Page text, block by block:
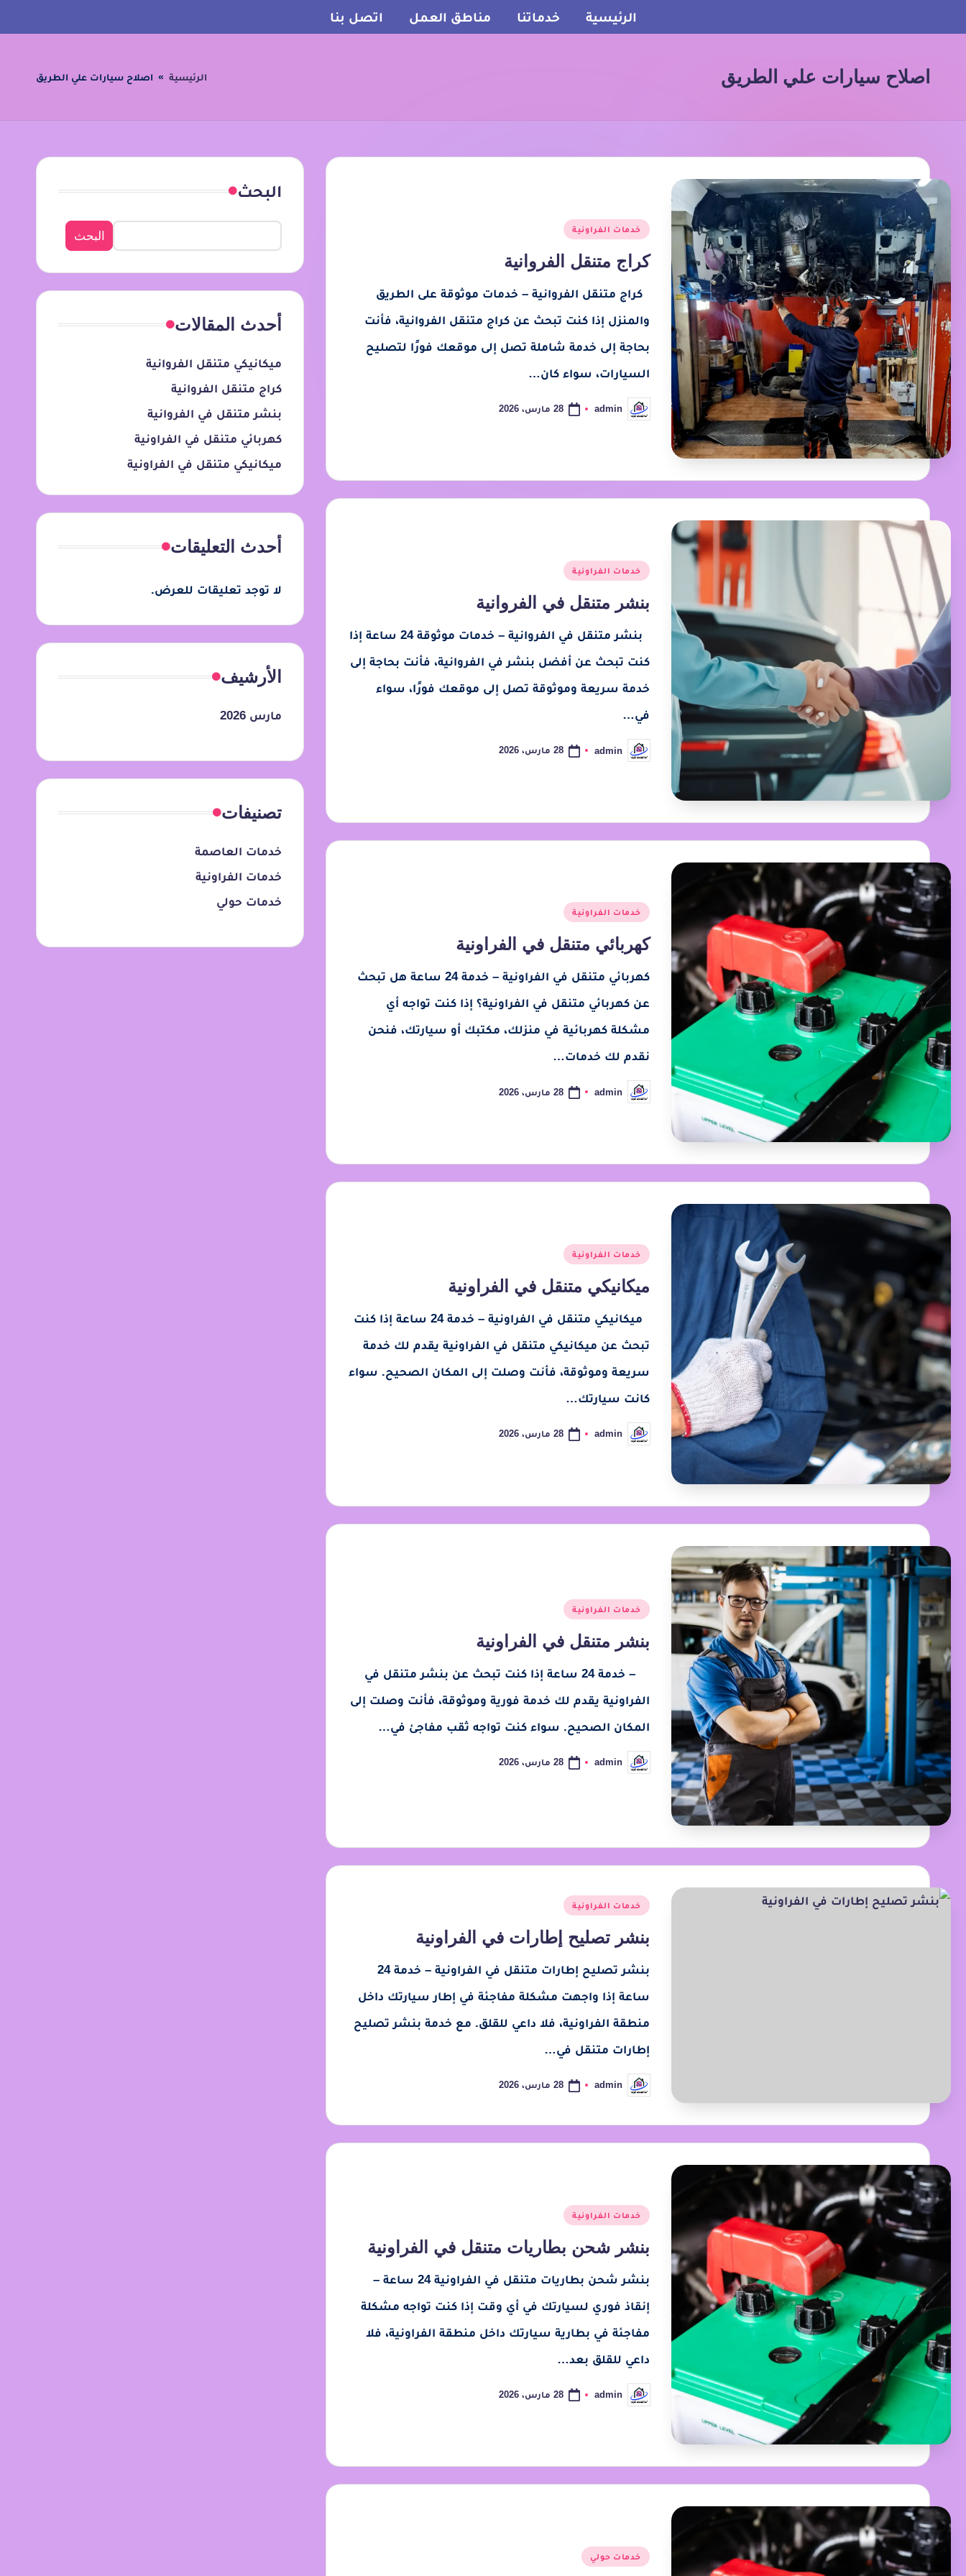
الرئيسية خدماتنا مناطق العمل اتصل بنا
اصلاح سيارات علي الطريق الرئيسية » اصلاح سيارات علي الطريق
خدمات الفراونية
كراج متنقل الفروانية
كراج متنقل الفروانية – خدمات موثوقة على الطريق
والمنزل إذا كنت تبحث عن كراج متنقل الفروانية، فأنت
بحاجة إلى خدمة شاملة تصل إلى موقعك فورًا لتصليح
السيارات، سواء كان…
admin 28 مارس، 2026
خدمات الفراونية
بنشر متنقل في الفروانية
بنشر متنقل في الفروانية – خدمات موثوقة 24 ساعة إذا
كنت تبحث عن أفضل بنشر في الفروانية، فأنت بحاجة إلى
خدمة سريعة وموثوقة تصل إلى موقعك فورًا، سواء
في…
admin 28 مارس، 2026
خدمات الفراونية
كهربائي متنقل في الفراونية
كهربائي متنقل في الفراونية – خدمة 24 ساعة هل تبحث
عن كهربائي متنقل في الفراونية؟ إذا كنت تواجه أي
مشكلة كهربائية في منزلك، مكتبك أو سيارتك، فنحن
نقدم لك خدمات…
admin 28 مارس، 2026
خدمات الفراونية
ميكانيكي متنقل في الفراونية
ميكانيكي متنقل في الفراونية – خدمة 24 ساعة إذا كنت
تبحث عن ميكانيكي متنقل في الفراونية يقدم لك خدمة
سريعة وموثوقة، فأنت وصلت إلى المكان الصحيح. سواء
كانت سيارتك…
admin 28 مارس، 2026
خدمات الفراونية
بنشر متنقل في الفراونية
– خدمة 24 ساعة إذا كنت تبحث عن بنشر متنقل في
الفراونية يقدم لك خدمة فورية وموثوقة، فأنت وصلت إلى
المكان الصحيح. سواء كنت تواجه ثقب مفاجئ في…
admin 28 مارس، 2026
خدمات الفراونية
بنشر تصليح إطارات في الفراونية
بنشر تصليح إطارات متنقل في الفراونية – خدمة 24
ساعة إذا واجهت مشكلة مفاجئة في إطار سيارتك داخل
منطقة الفراونية، فلا داعي للقلق. مع خدمة بنشر تصليح
إطارات متنقل في…
admin 28 مارس، 2026
خدمات الفراونية
بنشر شحن بطاريات متنقل في الفراونية
بنشر شحن بطاريات متنقل في الفراونية 24 ساعة –
إنقاذ فوري لسيارتك في أي وقت إذا كنت تواجه مشكلة
مفاجئة في بطارية سيارتك داخل منطقة الفراونية، فلا
داعي للقلق بعد…
admin 28 مارس، 2026
خدمات حولي
البحث
البحث
أحدث المقالات
ميكانيكي متنقل الفروانية
كراج متنقل الفروانية
بنشر متنقل في الفروانية
كهربائي متنقل في الفراونية
ميكانيكي متنقل في الفراونية
أحدث التعليقات
لا توجد تعليقات للعرض.
الأرشيف
مارس 2026
تصنيفات
خدمات العاصمة
خدمات الفراونية
خدمات حولي